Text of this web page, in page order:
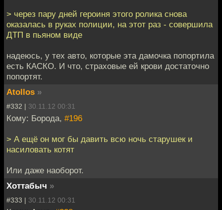
> через пару дней героиня этого ролика снова
оказалась в руках полиции, на этот раз - совершила
ДТП в пьяном виде
надеюсь, у тех авто, которые эта дамочка попортила
есть КАСКО. И что, страховые ей крови достаточно
попортят.
Atollos »
#332 | 30.11.12 00:31
Кому: Борода, #196
> А ещё он мог бы давить всю ночь старушек и
насиловать котят
Или даже наоборот.
Хоттабыч »
#333 | 30.11.12 00:31